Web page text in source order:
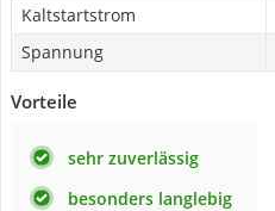
Kaltstartstrom
Spannung
Vorteile
sehr zuverlässig
besonders langlebig